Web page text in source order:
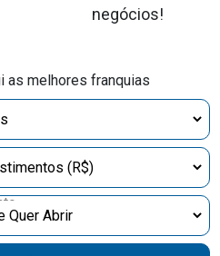
negócios!
as melhores franquias